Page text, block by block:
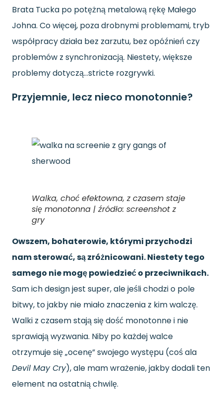
Brata Tucka po potężną metalową rękę Małego
Johna. Co więcej, poza drobnymi problemami, tryb
współpracy działa bez zarzutu, bez opóźnień czy
problemów z synchronizacją. Niestety, większe
problemy dotyczą…stricte rozgrywki.
Przyjemnie, lecz nieco monotonnie?
Walka, choć efektowna, z czasem staje
się monotonna | źródło: screenshot z
gry
Owszem, bohaterowie, którymi przychodzi
nam sterować, są zróżnicowani. Niestety tego
samego nie mogę powiedzieć o przeciwnikach.
Sam ich design jest super, ale jeśli chodzi o pole
bitwy, to jakby nie miało znaczenia z kim walczę.
Walki z czasem stają się dość monotonne i nie
sprawiają wyzwania. Niby po każdej walce
otrzymuje się „ocenę” swojego występu (coś ala
Devil May Cry), ale mam wrażenie, jakby dodali ten
element na ostatnią chwilę.